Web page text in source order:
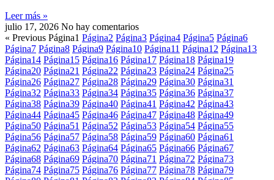
Leer más »
julio 17, 2026 No hay comentarios
« Previous Página1 Página2 Página3 Página4 Página5 Página6
Página7 Página8 Página9 Página10 Página11 Página12 Página13
Página14 Página15 Página16 Página17 Página18 Página19
Página20 Página21 Página22 Página23 Página24 Página25
Página26 Página27 Página28 Página29 Página30 Página31
Página32 Página33 Página34 Página35 Página36 Página37
Página38 Página39 Página40 Página41 Página42 Página43
Página44 Página45 Página46 Página47 Página48 Página49
Página50 Página51 Página52 Página53 Página54 Página55
Página56 Página57 Página58 Página59 Página60 Página61
Página62 Página63 Página64 Página65 Página66 Página67
Página68 Página69 Página70 Página71 Página72 Página73
Página74 Página75 Página76 Página77 Página78 Página79